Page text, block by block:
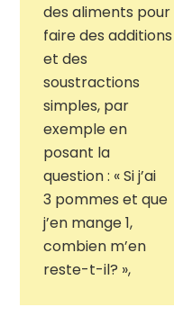
des aliments pour
faire des additions
et des
soustractions
simples, par
exemple en
posant la
question : « Si j’ai
3 pommes et que
j’en mange 1,
combien m’en
reste-t-il? »,